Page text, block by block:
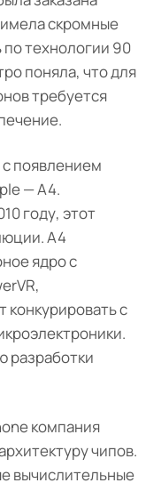
скромные
по технологии 90
поняла, что для
требуется
появлением
— A4.
году, этот
A4
ядро с
с
разработки
компания
чипов.
вычислительные